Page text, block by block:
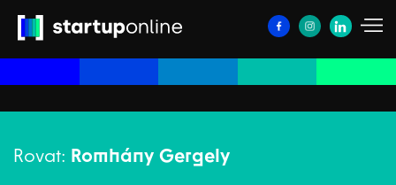
Rovat: Romhány Gergely